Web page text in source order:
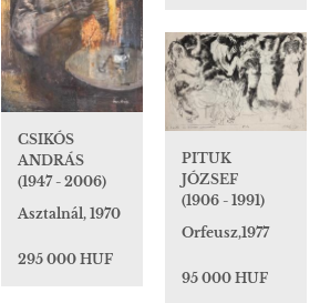
CSIKÓS
ANDRÁS
(1947 - 2006)
Asztalnál, 1970
295 000 HUF
PITUK
JÓZSEF
(1906 - 1991)
Orfeusz,1977
95 000 HUF